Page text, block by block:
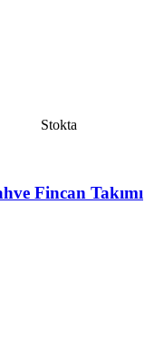
Stokta
Fincan Takımı